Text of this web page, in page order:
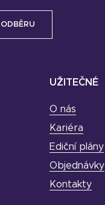
UŽITEČNÉ
O nás
Kariéra
Ediční plány
Objednávky
Kontakty